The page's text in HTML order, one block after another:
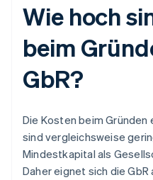
Wie hoch
beim
GbR?
Die Kosten beim Gründen
sind vergleichsweise
Mindestkapital als
Daher eignet sich die GbR